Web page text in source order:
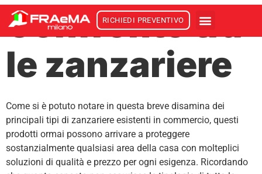
RICHIEDI PREVENTIVO
Confronto tra
le zanzariere
Come si è potuto notare in questa breve disamina dei
principali tipi di zanzariere esistenti in commercio, questi
prodotti ormai possono arrivare a proteggere
sostanzialmente qualsiasi area della casa con molteplici
soluzioni di qualità e prezzo per ogni esigenza. Ricordando